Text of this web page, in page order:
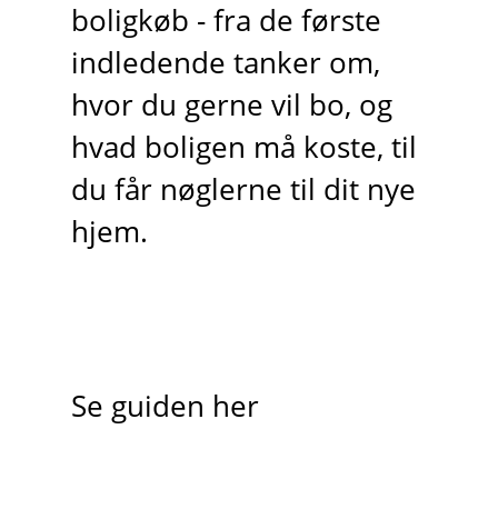
boligkøb - fra de første
indledende tanker om,
hvor du gerne vil bo, og
hvad boligen må koste, til
du får nøglerne til dit nye
hjem.
Se guiden her